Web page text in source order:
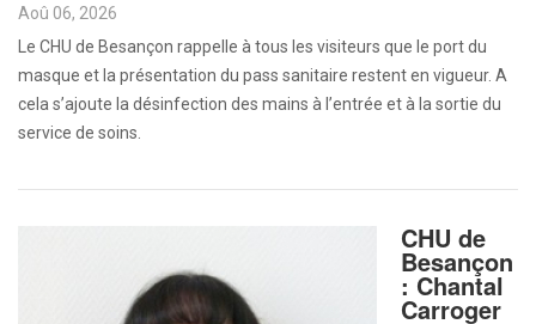
Aoû 06, 2026
Le CHU de Besançon rappelle à tous les visiteurs que le port du
masque et la présentation du pass sanitaire restent en vigueur. A
cela s’ajoute la désinfection des mains à l’entrée et à la sortie du
service de soins.
CHU de
Besançon
: Chantal
Carroger